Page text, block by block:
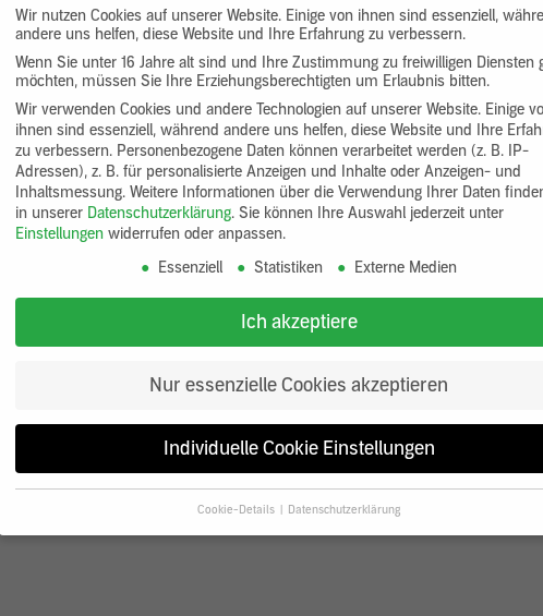
Downloads Produktbeschreibung
Wir nutzen Cookies auf unserer Website. Einige von ihnen sind essenziell,
andere uns helfen, diese Website und Ihre Erfahrung zu verbessern.
Wenn Sie unter 16 Jahre alt sind und Ihre Zustimmung zu freiwilligen Diensten
möchten, müssen Sie Ihre Erziehungsberechtigten um Erlaubnis bitten.
Wir verwenden Cookies und andere Technologien auf unserer Website. Einige
ihnen sind essenziell, während andere uns helfen, diese Website und Ihre
zu verbessern. Personenbezogene Daten können verarbeitet werden (z. B. IP-
Adressen), z. B. für personalisierte Anzeigen und Inhalte oder Anzeigen- und
Inhaltsmessung. Weitere Informationen über die Verwendung Ihrer Daten
in unserer Datenschutzerklärung. Sie können Ihre Auswahl jederzeit unter
Einstellungen widerrufen oder anpassen.
Essenziell
Statistiken Externe Medien
Ich akzeptiere
Nur essenzielle Cookies akzeptieren
Individuelle Cookie Einstellungen
Cookie-Details Datenschutzerklärung
Datenschutzeinstellungen